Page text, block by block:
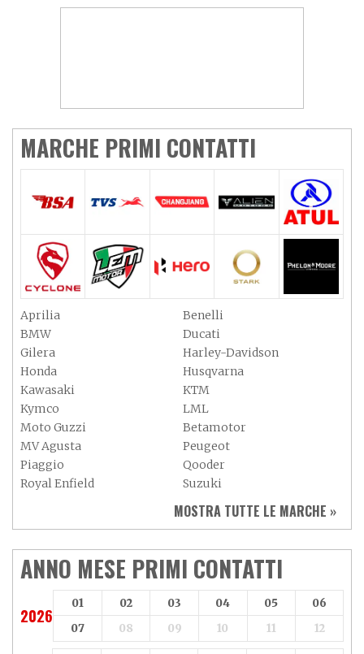
MARCHE PRIMI CONTATTI
Aprilia
Benelli
BMW
Ducati
Gilera
Harley-Davidson
Honda
Husqvarna
Kawasaki
KTM
Kymco
LML
Moto Guzzi
Betamotor
MV Agusta
Peugeot
Piaggio
Qooder
Royal Enfield
Suzuki
Triumph
Yamaha
Aeon
Aspes
Axy
Baotian
MOSTRA TUTTE LE MARCHE »
ANNO MESE PRIMI CONTATTI
2026
01 02 03 04 05
06
07
08 09 10 11 12